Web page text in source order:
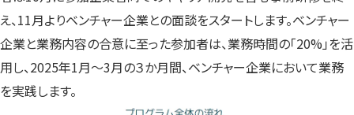
え、11月よりベンチャー企業との面談をスタートします。ベンチャー
企業と業務内容の合意に至った参加者は、業務時間の「20%」を活
用し、2025年1月〜3月の３か月間、ベンチャー企業において業務
を実践します。